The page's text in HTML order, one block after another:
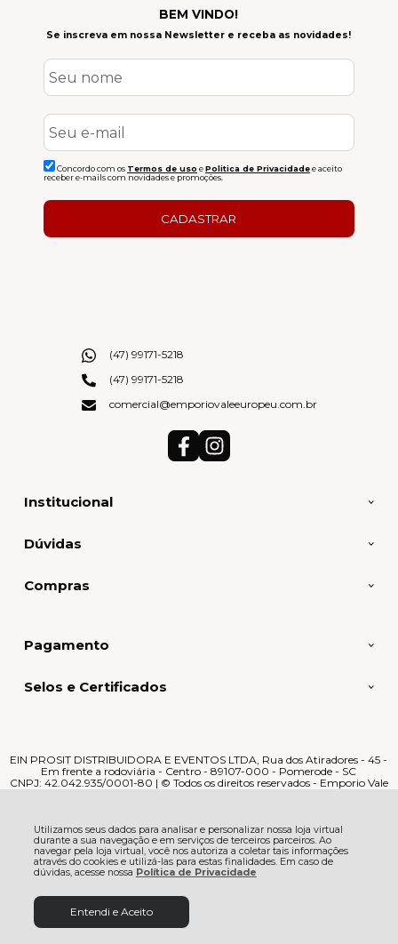
Utilizamos seus dados para analisar e personalizar nossa loja virtual
durante a sua navegação e em serviços de terceiros parceiros. Ao
navegar pela loja virtual, você nos autoriza a coletar tais informações
através do cookies e utilizá-las para estas finalidades. Em caso de
dúvidas, acesse nossa Política de Privacidade
Entendi e Aceito
BEM VINDO!
Se inscreva em nossa Newsletter e receba as novidades!
Concordo com os Termos de uso ePolitica de Privacidadee aceito
receber e-mails com novidades e promoções.
CADASTRAR
Institucional
Dúvidas
Compras
(47) 99171-5218
(47) 99171-5218
comercial@emporiovaleeuropeu.com.br
Pagamento
Selos e Certificados
EIN PROSIT DISTRIBUIDORA E EVENTOS LTDA, Rua dos Atiradores - 45 -
Em frente a rodoviária - Centro - 89107-000 - Pomerode - SC
CNPJ: 42.042.935/0001-80 | © Todos os direitos reservados - Emporio Vale